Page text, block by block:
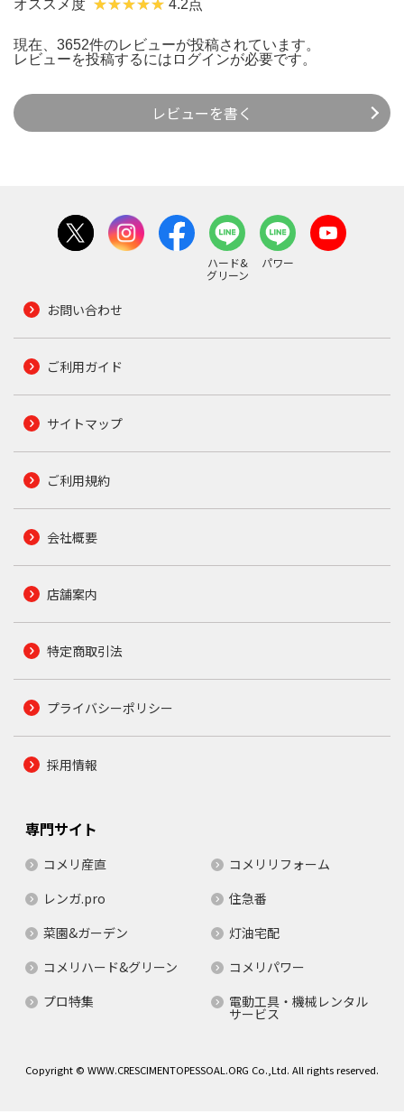
オススメ度 4.2点
現在、3652件のレビューが投稿されています。
レビューを投稿するには ログインが必要です。
レビューを書く
ハード&
グリーン
パワー
お問い合わせ
ご利用ガイド
サイトマップ
ご利用規約
会社概要
店舗案内
特定商取引法
プライバシーポリシー
採用情報
専門サイト
コメリ産直
コメリリフォーム
レンガ.pro
住急番
菜園&ガーデン
灯油宅配
コメリハード&グリーン
コメリパワー
プロ特集
電動工具・機械レンタル
サービス
Copyright © WWW.CRESCIMENTOPESSOAL.ORG Co.,Ltd. All rights reserved.